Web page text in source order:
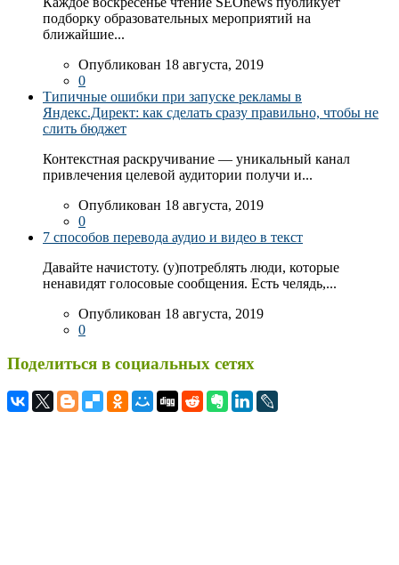
подборку образовательных мероприятий на
ближайшие...
Опубликован 18 августа, 2019
0
Типичные ошибки при запуске рекламы в
Яндекс.Директ: как сделать сразу правильно, чтобы не
слить бюджет
Контекстная раскручивание — уникальный канал
привлечения целевой аудитории получи и...
Опубликован 18 августа, 2019
0
7 способов перевода аудио и видео в текст
Давайте начистоту. (у)потреблять люди, которые
ненавидят голосовые сообщения. Есть челядь,...
Опубликован 18 августа, 2019
0
Поделиться в социальных сетях